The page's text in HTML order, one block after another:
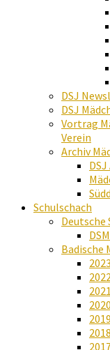
DSJ
DSJ
Vortrag
Verein
Archiv
Schulschach
Deutsche
Badische
2023
2021
2020
2019
2018